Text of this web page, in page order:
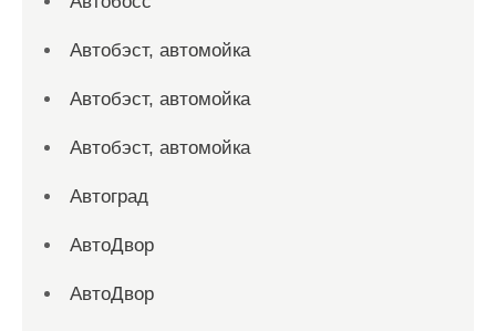
Автобэст, автомойка
Автобэст, автомойка
Автобэст, автомойка
Автоград
АвтоДвор
АвтоДвор